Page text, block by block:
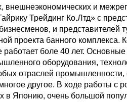
внешнеэкономических и
Трейдинг Ко.Лтд» с
и представителей
проекта банного
работает боле 40 лет.
оборудования,
отраслей
другое. В ходе работы с
в Японию, очень большой